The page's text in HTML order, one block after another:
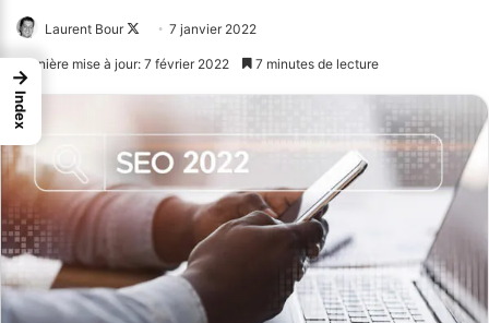
Laurent Bour
Follow7 janvier 2022
Dernière mise à jour: 7 février 2022 7 minutes de lecture
→
Index